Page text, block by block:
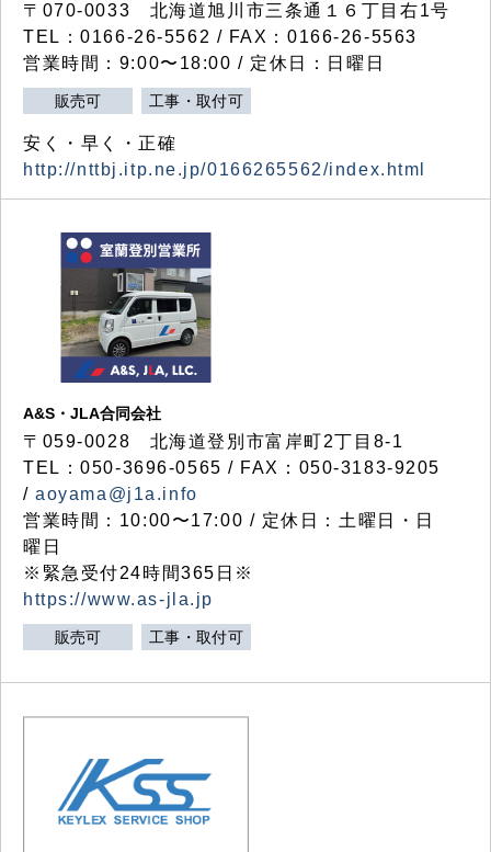
〒070-0033 北海道旭川市三条通１６丁目右1号
TEL：0166-26-5562 / FAX：0166-26-5563
営業時間：9:00〜18:00 / 定休日：日曜日
販売可 工事・取付可
安く・早く・正確
http://nttbj.itp.ne.jp/0166265562/index.html
A&S・JLA合同会社
〒 059-0028 北海道登別市富岸町2丁目 8-1
TEL：050-3696-0565 / FAX：050-3183-9205
/aoyama@j1a.info
営業時間：10:00〜17:00 / 定休日：土曜日・日
曜日
※緊急受付24時間365日※
https://www.as-jla.jp
販売可 工事・取付可